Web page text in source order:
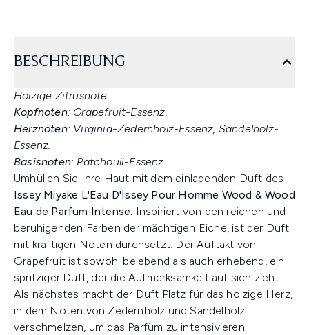
BESCHREIBUNG
Holzige Zitrusnote
Kopfnoten: Grapefruit-Essenz.
Herznoten: Virginia-Zedernholz-Essenz, Sandelholz-
Essenz.
Basisnoten: Patchouli-Essenz.
Umhüllen Sie Ihre Haut mit dem einladenden Duft des
Issey Miyake L'Eau D'Issey Pour Homme Wood & Wood
Eau de Parfum Intense. Inspiriert von den reichen und
beruhigenden Farben der mächtigen Eiche, ist der Duft
mit kräftigen Noten durchsetzt. Der Auftakt von
Grapefruit ist sowohl belebend als auch erhebend, ein
spritziger Duft, der die Aufmerksamkeit auf sich zieht.
Als nächstes macht der Duft Platz für das holzige Herz,
in dem Noten von Zedernholz und Sandelholz
verschmelzen, um das Parfüm zu intensivieren.